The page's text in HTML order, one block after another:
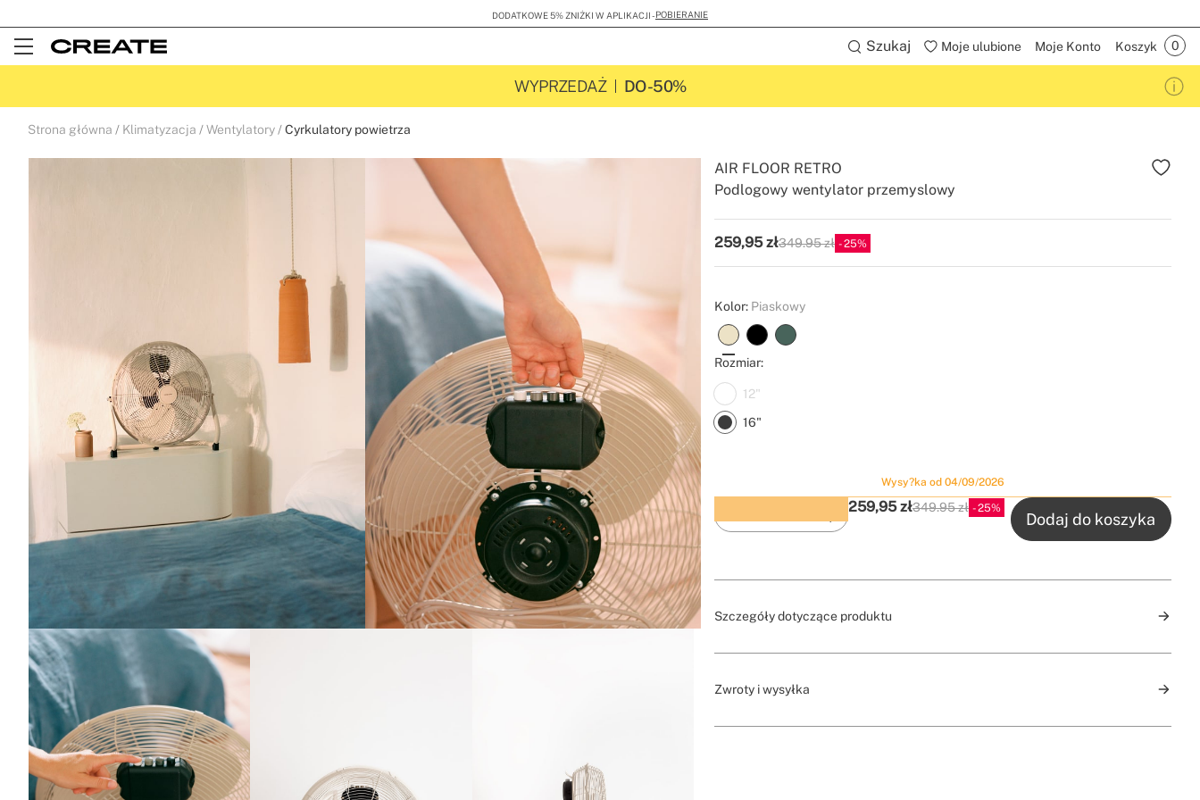
DODATKOWE 5% ZNIŻKI W APLIKACJI -POBIERANIE
Open
Szukaj Moje ulubione Moje Konto Koszyk
WYPRZEDAŻ DO -50%
Strona główna Klimatyzacja Wentylatory Cyrkulatory powietrza
Podlogowy wentylator przemyslowy
AIR FLOOR RETRO
259,95 złP.V.P
349.95 zł 25
Kolor: Piaskowy
Rozmiar:
12"
16"
Wysy?ka od 04/09/2026
Zakup z wyprzedzeniem ze zniżką
259,95 złP.V.P
349.95 zł 25
Dodaj do koszyka
Szczegóły dotyczące produktu
Zwroty i wysyłka